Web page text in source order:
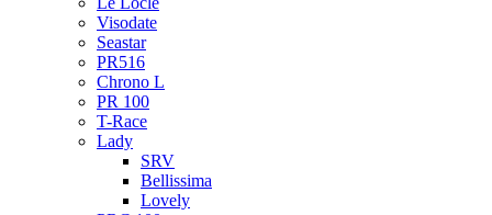
Visodate
Seastar
PR516
Chrono L
PR 100
T-Race
Lady
SRV
Bellissima
Lovely